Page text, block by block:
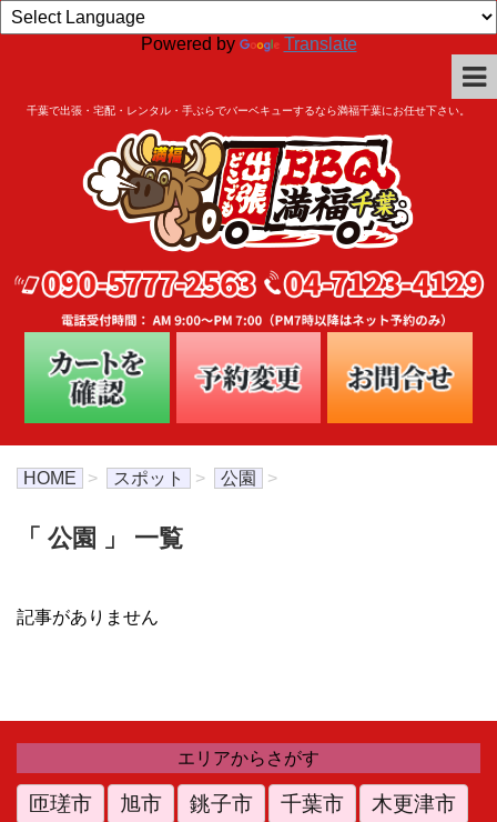
Powered by Translate
千葉で出張・宅配・レンタル・手ぶらでバーベキューするなら満福千葉にお任せ下さい。
HOME > スポット > 公園 >
「 公園 」 一覧
記事がありません
エリアからさがす
匝瑳市 旭市 銚子市 千葉市
木更津市